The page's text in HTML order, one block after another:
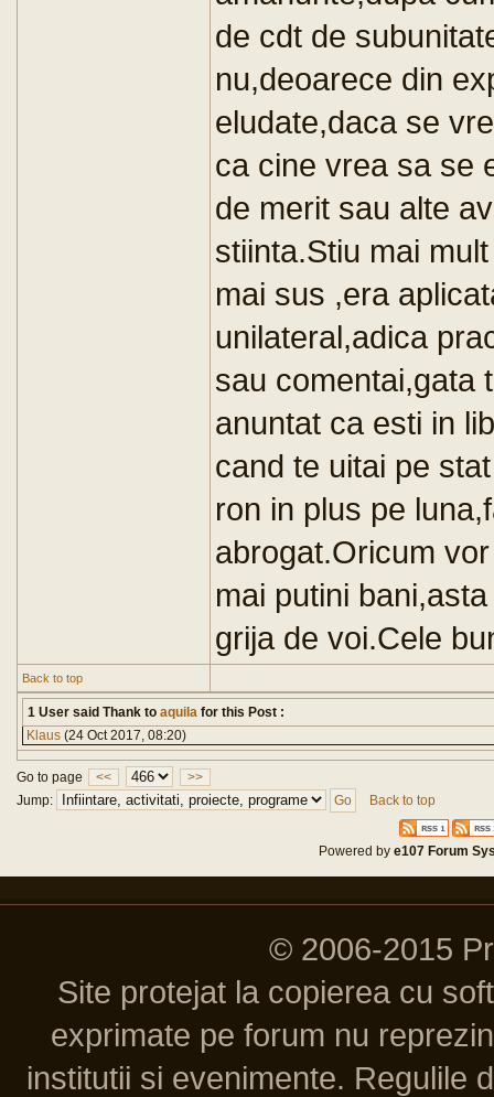
de cdt de
nu,deoarece din
eludate,daca se
ca cine vrea sa se
de merit sau alte
stiinta.Stiu mai
mai sus ,era
unilateral,adica
sau comentai,gata
anuntat ca esti in
cand te uitai pe
ron in plus pe
abrogat.Oricum
mai putini
grija de voi.Cele
Back to top
1 User said Thank to aquila for this Post :
Klaus (24 Oct 2017, 08:20)
Go to page <<
>>
Jump:
Back to top
Powered bye107 Forum
© 2006-2015
Site protejat la copierea cu
exprimate pe forum nu
institutii si evenimente. Regulile